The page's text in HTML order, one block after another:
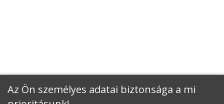
Az Ön személyes adatai biztonsága a mi